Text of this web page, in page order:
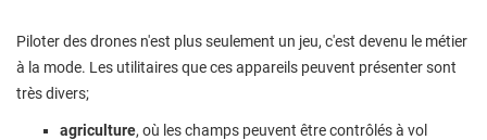
Piloter des drones n'est plus seulement un jeu, c'est devenu le métier
à la mode. Les utilitaires que ces appareils peuvent présenter sont
très divers;
agriculture, où les champs peuvent être contrôlés à vol